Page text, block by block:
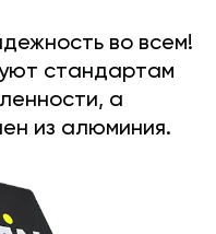
во всем!
стандартам
а
из алюминия.